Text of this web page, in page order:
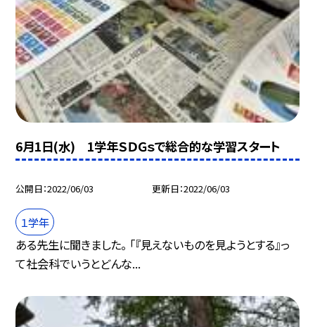
6月1日(水) 1学年ＳＤＧｓで総合的な学習スタート
公開日 2022/06/03 更新日 2022/06/03
１学年
ある先生に聞きました。 「『見えないものを見ようとする』っ
て社会科でいうとどんな...